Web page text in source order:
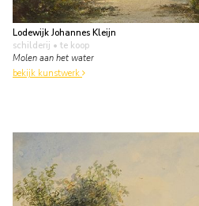
Lodewijk Johannes Kleijn
schilderij • te koop
Molen aan het water
bekijk kunstwerk